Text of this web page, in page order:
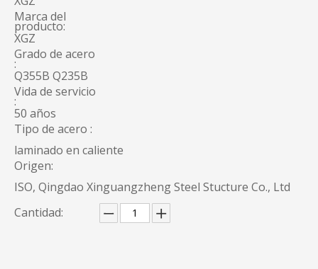
Marca del
producto:
XGZ
Grado de acero
:
Q355B Q235B
Vida de servicio
:
50 años
Tipo de acero :
laminado en caliente
Origen:
ISO, Qingdao Xinguangzheng Steel Stucture Co., Ltd
Cantidad: